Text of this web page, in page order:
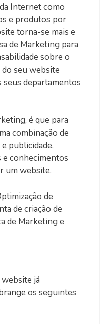
Internet como
e produtos por
torna-se mais e
de Marketing para
sobre o
seu website
departamentos
é que para
combinação de
publicidade,
conhecimentos
um website.
de
de criação de
de Marketing e
já
os seguintes